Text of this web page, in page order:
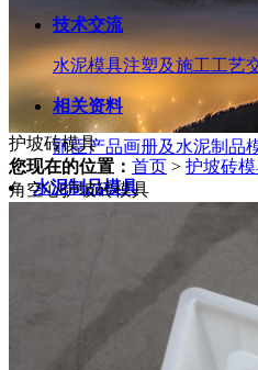
技术交流
水泥模具注塑及施工工艺
相关资料
丽臣产品画册及水泥制品
水泥制品模具
护坡砖模具
您现在的位置： 首页 > 护坡砖
角空心护坡砖模具